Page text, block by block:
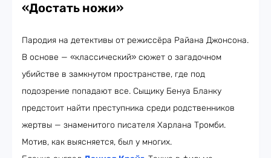
«Достать ножи»
Пародия на детективы от режиссёра Райана Джонсона.
В основе — «классический» сюжет о загадочном
убийстве в замкнутом пространстве, где под
подозрение попадают все. Сыщику Бенуа Бланку
предстоит найти преступника среди родственников
жертвы — знаменитого писателя Харлана Тромби.
Мотив, как выясняется, был у многих.